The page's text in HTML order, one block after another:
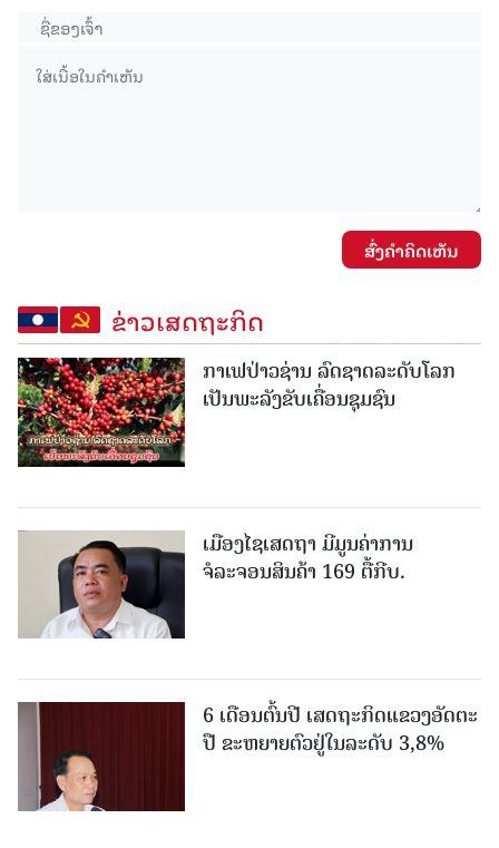
ສົ່ງຄໍາຄິດເຫັນ
ຂ່າວເສດຖະກິດ
ກາເຟປ່າວຊ່ານ ລົດຊາດລະດັບໂລກ
ເປັນພະລັງຂັບເຄື່ອນຊຸມຊົນ
ເມືອງໄຊເສດຖາ ມີມູນຄ່າການ
ຈໍລະຈອນສິນຄ້າ 169 ຕື້ກີບ.
6 ເດືອນຕົ້ນປີ ເສດຖະກິດແຂວງອັດຕະ
ປື ຂະຫຍາຍຕົວຢູ່ໃນລະດັບ 3,8%